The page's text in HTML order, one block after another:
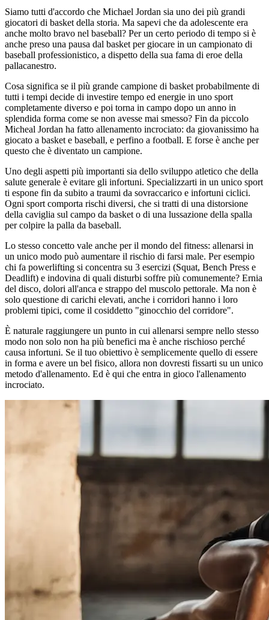
Siamo tutti d'accordo che Michael Jordan sia uno dei più grandi
giocatori di basket della storia. Ma sapevi che da adolescente era
anche molto bravo nel baseball? Per un certo periodo di tempo si è
anche preso una pausa dal basket per giocare in un campionato di
baseball professionistico, a dispetto della sua fama di eroe della
pallacanestro.
Cosa significa se il più grande campione di basket probabilmente di
tutti i tempi decide di investire tempo ed energie in uno sport
completamente diverso e poi torna in campo dopo un anno in
splendida forma come se non avesse mai smesso? Fin da piccolo
Micheal Jordan ha fatto allenamento incrociato: da giovanissimo ha
giocato a basket e baseball, e perfino a football. E forse è anche per
questo che è diventato un campione.
Uno degli aspetti più importanti sia dello sviluppo atletico che della
salute generale è evitare gli infortuni. Specializzarti in un unico sport
ti espone fin da subito a traumi da sovraccarico e infortuni ciclici.
Ogni sport comporta rischi diversi, che si tratti di una distorsione
della caviglia sul campo da basket o di una lussazione della spalla
per colpire la palla da baseball.
Lo stesso concetto vale anche per il mondo del fitness: allenarsi in
un unico modo può aumentare il rischio di farsi male. Per esempio
chi fa powerlifting si concentra su 3 esercizi (Squat, Bench Press e
Deadlift) e indovina di quali disturbi soffre più comunemente? Ernia
del disco, dolori all'anca e strappo del muscolo pettorale. Ma non è
solo questione di carichi elevati, anche i corridori hanno i loro
problemi tipici, come il cosiddetto "ginocchio del corridore".
È naturale raggiungere un punto in cui allenarsi sempre nello stesso
modo non solo non ha più benefici ma è anche rischioso perché
causa infortuni. Se il tuo obiettivo è semplicemente quello di essere
in forma e avere un bel fisico, allora non dovresti fissarti su un unico
metodo d'allenamento. Ed è qui che entra in gioco l'allenamento
incrociato.